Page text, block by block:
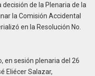
de la Plenaria de la
la Comisión Accidental
en la Resolución No.
en sesión plenaria del 26
Eliécer Salazar,